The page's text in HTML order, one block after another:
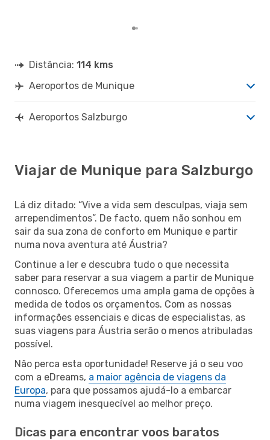
Distância: 114 kms
Aeroportos de Munique
Aeroportos Salzburgo
Viajar de Munique para Salzburgo
Lá diz ditado: “Vive a vida sem desculpas, viaja sem
arrependimentos”. De facto, quem não sonhou em
sair da sua zona de conforto em Munique e partir
numa nova aventura até Áustria?
Continue a ler e descubra tudo o que necessita
saber para reservar a sua viagem a partir de Munique
connosco. Oferecemos uma ampla gama de opções à
medida de todos os orçamentos. Com as nossas
informações essenciais e dicas de especialistas, as
suas viagens para Áustria serão o menos atribuladas
possível.
Não perca esta oportunidade! Reserve já o seu voo
com a eDreams, a maior agência de viagens da
Europa, para que possamos ajudá-lo a embarcar
numa viagem inesquecível ao melhor preço.
Dicas para encontrar voos baratos